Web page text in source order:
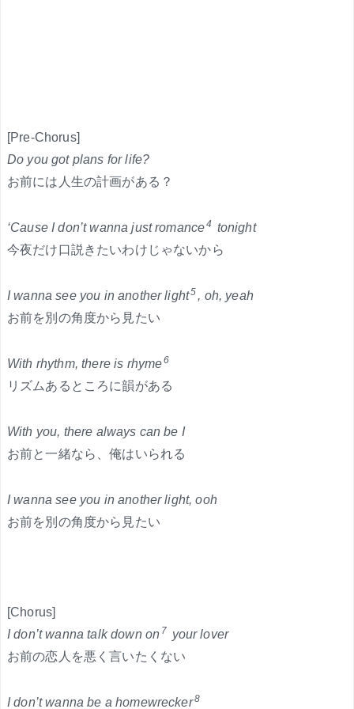
[Pre-Chorus]
Do you got plans for life?
お前には人生の計画がある？
‘Cause I don’t wanna just romance4 tonight
今夜だけ口説きたいわけじゃないから
I wanna see you in another light5 , oh, yeah
お前を別の角度から見たい
With rhythm, there is rhyme6
リズムあるところに韻がある
With you, there always can be I
お前と一緒なら、俺はいられる
I wanna see you in another light, ooh
お前を別の角度から見たい
[Chorus]
I don’t wanna talk down on 7 your lover
お前の恋人を悪く言いたくない
I don’t wanna be a homewrecker8